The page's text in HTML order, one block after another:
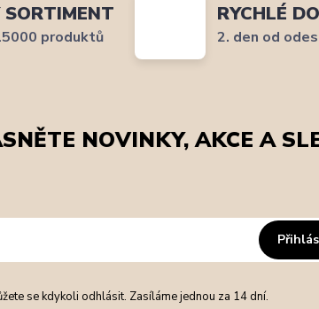
SORTIMENT
produktů
RYCHLÉ
2. den od
NOVINKY, AKCE A
se kdykoli odhlásit. Zasíláme jednou za 14 dní.